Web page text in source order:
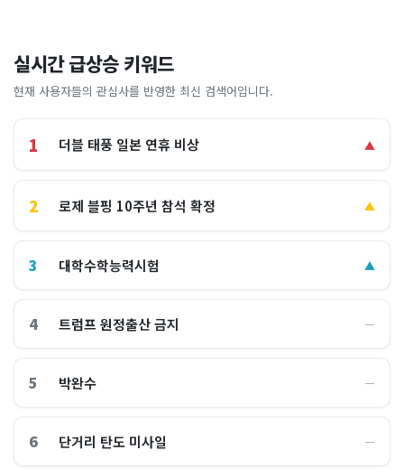
실시간 급상승 키워드
현재 사용자들의 관심사를 반영한 최신 검색어입니다.
1 더블 태풍 일본 연휴 비상 ▲
2 로제 블핑 10주년 참석 확정 ▲
3 대학수학능력시험 ▲
4 트럼프 원정출산 금지 ―
5 박완수 ―
6 단거리 탄도 미사일 ―